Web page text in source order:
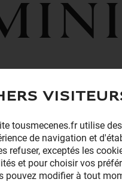
tousmecenes.fr utilise
de navigation et
refuser, exceptés les
et pour choisir vos
pouvez modifier à tout